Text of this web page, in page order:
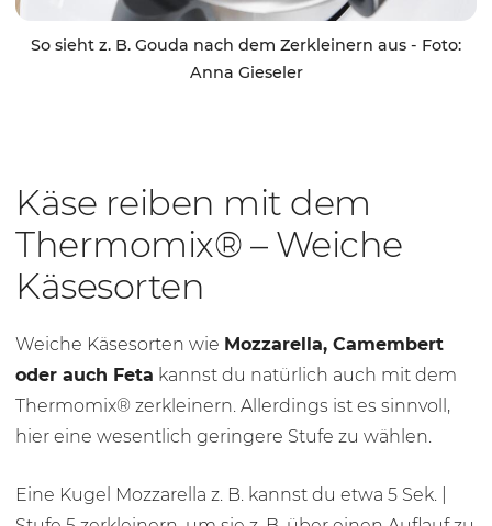
So sieht z. B. Gouda nach dem Zerkleinern aus - Foto:
Anna Gieseler
Käse reiben mit dem
Thermomix® – Weiche
Käsesorten
Weiche Käsesorten wie Mozzarella, Camembert
oder auch Feta kannst du natürlich auch mit dem
Thermomix® zerkleinern. Allerdings ist es sinnvoll,
hier eine wesentlich geringere Stufe zu wählen.
Eine Kugel Mozzarella z. B. kannst du etwa 5 Sek. |